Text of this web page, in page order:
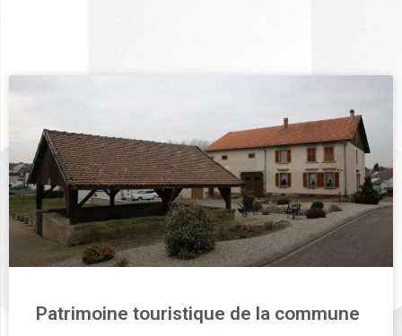
Patrimoine touristique de la commune